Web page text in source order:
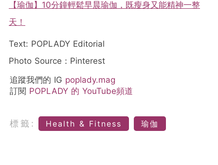
【瑜伽】10分鐘輕鬆早晨瑜伽，既瘦身又能精神一整
天！
Text: POPLADY Editorial
Photo Source：Pinterest
追蹤我們的 IG poplady.mag
訂閱 POPLADY 的 YouTube頻道
標籤: Health & Fitness 瑜伽